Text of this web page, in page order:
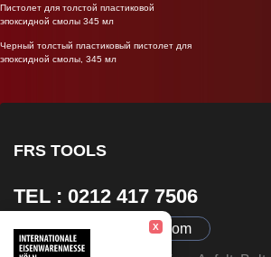
X
Пистолет для толстой пластиковой
эпоксидной смолы 345 мл
Черный толстый пластиковый пистолет для
эпоксидной смолы, 345 мл
FRS TOOLS
TEL : 0212 417 7506
info@frsmakina.com